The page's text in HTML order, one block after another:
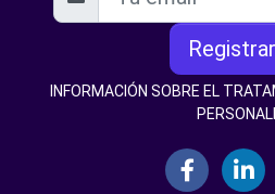
INFORMACIÓN SOBRE EL